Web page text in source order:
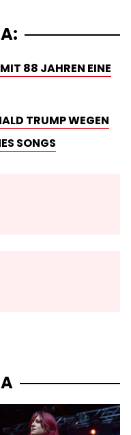
88 JAHREN EINE
TRUMP WEGEN
SONGS